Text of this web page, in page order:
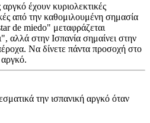
έχουν κυριολεκτικές
από την καθομιλουμένη σημασία
de miedo" μεταφράζεται
αλλά στην Ισπανία σημαίνει στην
Να δίνετε πάντα προσοχή στο
αργκό.
την ισπανική αργκό όταν